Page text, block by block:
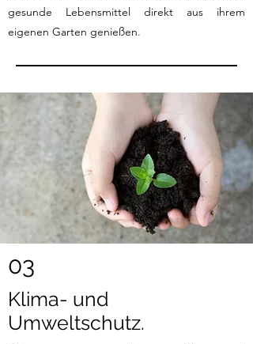
gesunde Lebensmittel direkt aus ihrem
eigenen Garten genießen.
03
Klima- und
Umweltschutz.